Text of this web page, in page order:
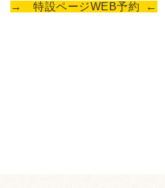
→ 特設ページWEB予約 ←